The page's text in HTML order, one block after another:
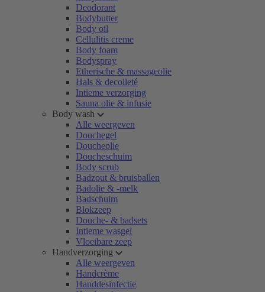
Deodorant
Bodybutter
Body oil
Cellulitis creme
Body foam
Bodyspray
Etherische & massageolie
Hals & decolleté
Intieme verzorging
Sauna olie & infusie
Body wash
Alle weergeven
Douchegel
Doucheolie
Doucheschuim
Body scrub
Badzout & bruisballen
Badolie & -melk
Badschuim
Blokzeep
Douche- & badsets
Intieme wasgel
Vloeibare zeep
Handverzorging
Alle weergeven
Handcrème
Handdesinfectie